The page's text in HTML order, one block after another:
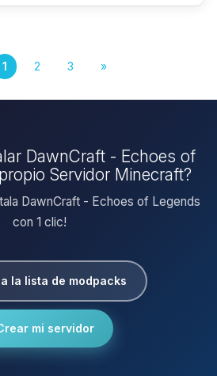
1 2 3 »
DawnCraft - Echoes of
Servidor Minecraft?
DawnCraft - Echoes of Legends
con 1 clic!
la lista de modpacks
mi servidor